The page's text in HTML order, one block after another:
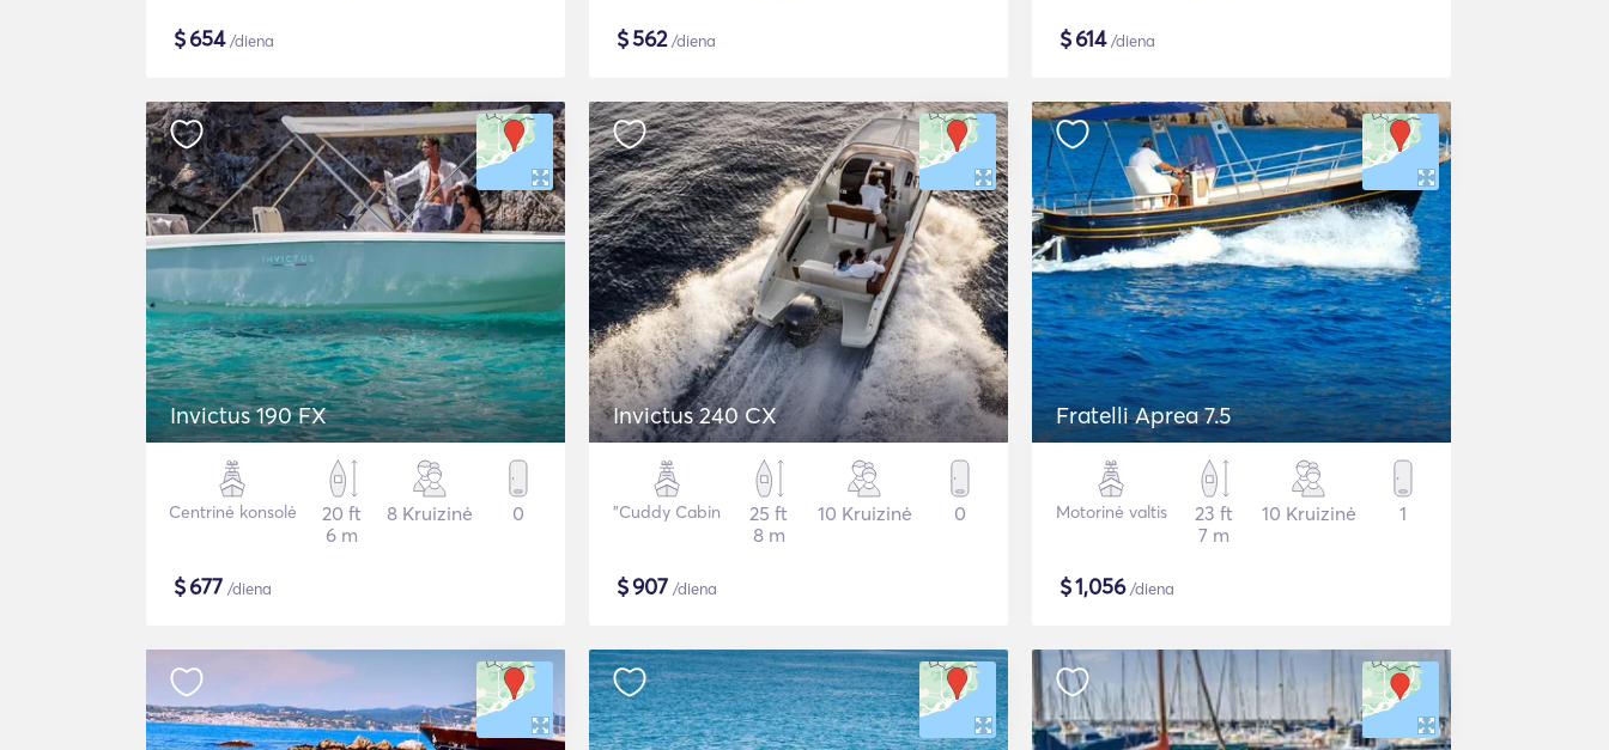
$654/diena $562/diena $614/diena
Invictus 190 FX
Centrinė konsolė
20 ft
6 m
8 Kruizinė 0
$677 /diena
Invictus 240 CX
"Cuddy Cabin
25 ft
8 m
10 Kruizinė 0
$907 /diena
Fratelli Aprea 7.5
Motorinė valtis
23 ft
7 m
10 Kruizinė 1
$1,056/diena